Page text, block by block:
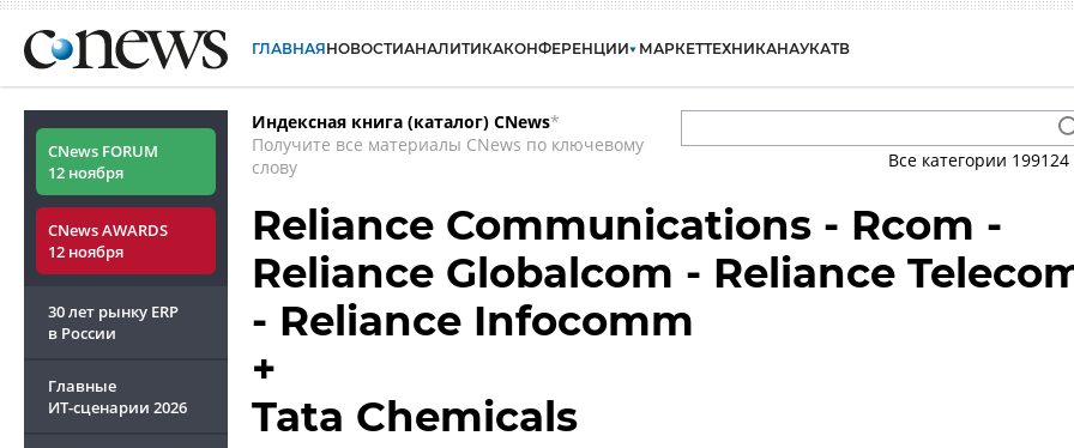
ГЛАВНАЯНОВОСТИАНАЛИТИКАКОНФЕРЕНЦИИ МАРКЕТТЕХНИКАНАУКАТВ
CNews FORUM
12 ноября
CNews AWARDS
12 ноября
30 лет рынку ERP
в России
Главные
ИТ-сценарии 2026
Индексная книга (каталог) CNews*
Получите все материалы CNews по ключевому
слову
Все категории 199124
Reliance Communications - Rcom -
Reliance Globalcom - Reliance
- Reliance Infocomm
+
Tata Chemicals